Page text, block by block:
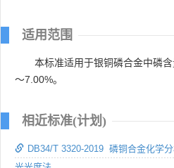
适用范围
本标准适用于银铜磷合金中磷
～7.00%。
相近标准(计划)
DB34/T 3320-2019 磷铜合金化学